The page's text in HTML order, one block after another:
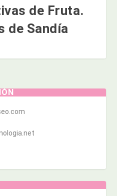
de Fruta.
de Sandía